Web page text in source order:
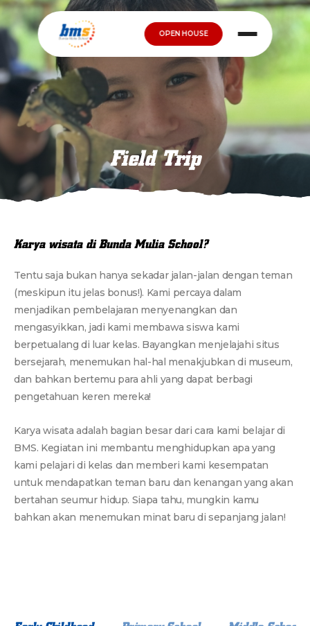
OPEN HOUSE
Field Trip
Karya wisata di Bunda Mulia School?
Tentu saja bukan hanya sekadar jalan-jalan dengan teman
(meskipun itu jelas bonus!). Kami percaya dalam
menjadikan pembelajaran menyenangkan dan
mengasyikkan, jadi kami membawa siswa kami
berpetualang di luar kelas. Bayangkan menjelajahi situs
bersejarah, menemukan hal-hal menakjubkan di museum,
dan bahkan bertemu para ahli yang dapat berbagi
pengetahuan keren mereka!
Karya wisata adalah bagian besar dari cara kami belajar di
BMS. Kegiatan ini membantu menghidupkan apa yang
kami pelajari di kelas dan memberi kami kesempatan
untuk mendapatkan teman baru dan kenangan yang akan
bertahan seumur hidup. Siapa tahu, mungkin kamu
bahkan akan menemukan minat baru di sepanjang jalan!